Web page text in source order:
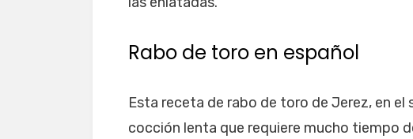
Rabo de toro en español
Esta receta de rabo de toro de Jerez, en el
cocción lenta que requiere mucho tiempo